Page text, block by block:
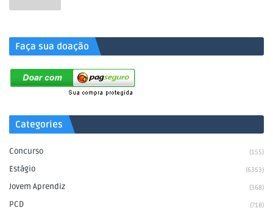
Faça sua doação
Categories
Concurso (155)
Estágio (6353)
Jovem Aprendiz (368)
PCD (718)